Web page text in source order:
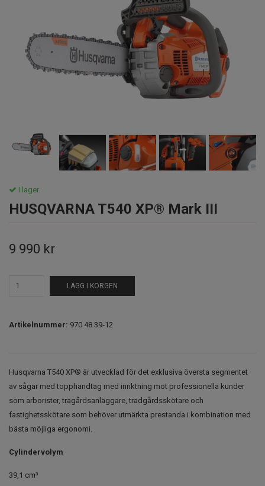
I lager.
HUSQVARNA T540 XP® Mark III
9 990 kr
LÄGG I KORGEN
Artikelnummer: 970 48 39‑12
Husqvarna T540 XP® är utvecklad för det exklusiva översta segmentet
av sågar med topphandtag med inriktning mot professionella kunder
som arborister, trägårdsanläggare, trädgårdsskötare och
fastighetsskötare som behöver utmärkta prestanda i kombination med
bästa möjliga ergonomi.
Cylindervolym
39,1 cm³